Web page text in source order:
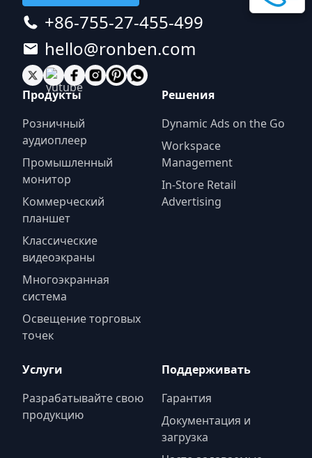
+86-755-27-455-499
hello@ronben.com
Продукты
Розничный
аудиоплеер
Промышленный
монитор
Коммерческий
планшет
Классические
видеоэкраны
Многоэкранная
система
Освещение торговых
точек
Решения
Dynamic Ads on the Go
Workspace
Management
In-Store Retail
Advertising
Услуги
Разрабатывайте свою
продукцию
Поддерживать
Гарантия
Документация и
загрузка